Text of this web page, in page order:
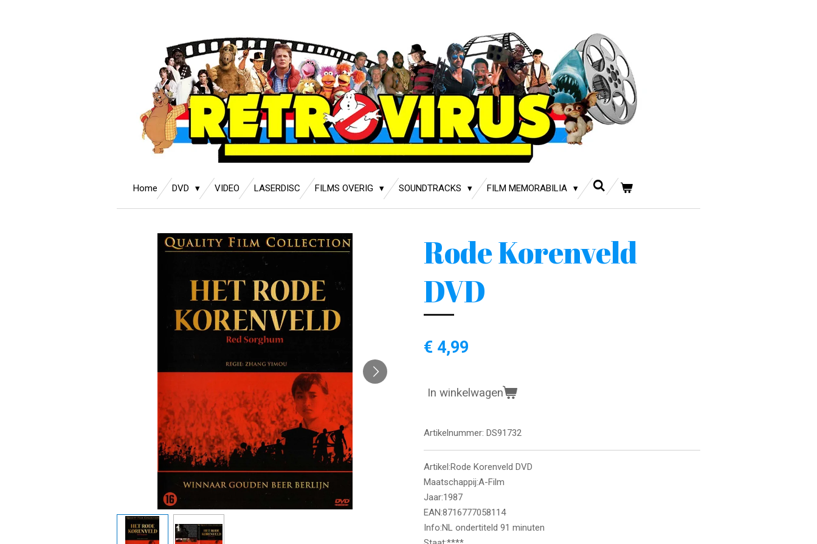
Home DVD VIDEO LASERDISC FILMS OVERIG SOUNDTRACKS FILM MEMORABILIA
Rode Korenveld
DVD
€ 4,99
In winkelwagen
Artikelnummer: DS91732
Artikel:Rode Korenveld DVD
Maatschappij:A-Film
Jaar:1987
EAN:8716777058114
Info:NL ondertiteld 91 minuten